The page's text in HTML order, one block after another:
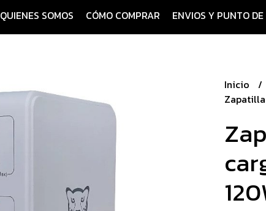
QUIENES SOMOS CÓMO COMPRAR ENVIOS Y PUNTO
Inicio
Zapatilla